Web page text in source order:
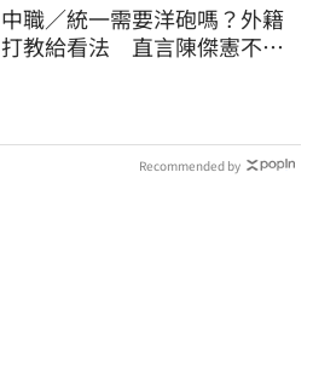
中職／統一需要洋砲嗎？外籍
打教給看法 直言陳傑憲不能
Recommended by